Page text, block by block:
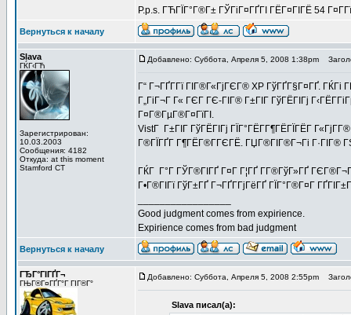
P.p.s. ГЋГЇГ°Г®Г± ГЎГіГ¤ГҐГІ ГЁГ¤ГІГЁ 54
Вернуться к началу
Slava
ГЌГ‹ГЋ
Зарегистрирован:
10.03.2003
Сообщения: 4182
Откуда: at this moment
Stamford CT
Добавлено: Суббота, Апреля 5, 2008 1:38pm
Г“ Г¬ГҐГ­Гї ГІГ®Г«ГјГЄГ® XP ГўГҐГ§Г¤ГҐ.
Г„ГіГ¬Г Г« ГЄГ ГЄ-ГІГ® Г±ГІГ ГўГЁГІГј
Г¤Г®ГµГ®Г¤ГїГІ.
VistГ Г±ГІГ ГўГЁГІГј ГЇГ°ГЁГ­Г¶ГЁГЇГЁГ
Г®ГЇГҐГ Г¶ГЁГ®Г­ГЄГЁ. ГЏГ®ГІГ®Г¬Гі Г·ГІГ®
ГЌГ Г°Г ГЎГ®ГІГҐ Г¤Г Г¦ГҐ Г­Г®ГўГ»ГҐ
Г•Г®ГІГї ГўГ±ГҐ Г¬ГҐГ­ГјГёГҐ ГЇГ°Г®Г¤Г
Good judgment comes from expirience.
Expirience comes from bad judgment
Вернуться к началу
ГЂГ°ГІГҐГ¬
ГЊГ®Г¤ГҐГ°Г ГІГ®Г°
Добавлено: Суббота, Апреля 5, 2008 2:55pm
Slava писал(а):